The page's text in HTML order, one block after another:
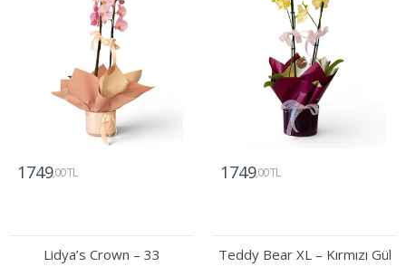
1749,00 TL 1749,00 TL
Lidya’s Crown – 33
Teddy Bear XL – Kırmızı Gül